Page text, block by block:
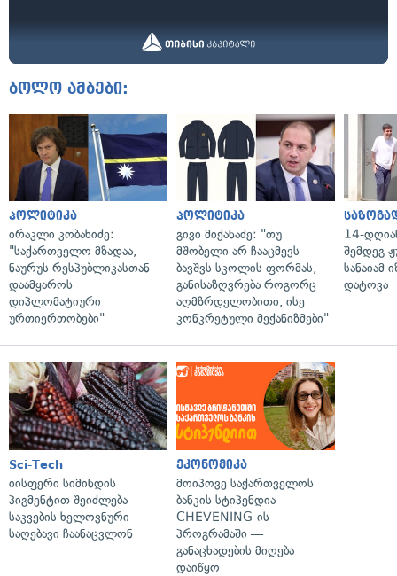
ბოლო ამბები:
პოლიტიკა
ირაკლი კობახიძე:
"საქართველო მზადაა,
ნაურუს რესპუბლიკასთან
დაამყაროს
დიპლომატიური
ურთიერთობები"
პოლიტიკა
გივი მიქანაძე: "თუ
მშობელი არ ჩააცმევს
ბავშვს სკოლის ფორმას,
განისაზღვრება როგორც
აღმზრდელობითი, ისე
კონკრეტული მექანიზმები"
14-
შემდეგ
დატოვა
Sci-Tech
იისფერი სიმინდის
პიგმენტით შეიძლება
საკვების ხელოვნური
საღებავი ჩაანაცვლონ
ეკონომიკა
მოიპოვე საქართველოს
ბანკის სტიპენდია
CHEVENING-ის
პროგრამაში —
განაცხადების მიღება
დაიწყო